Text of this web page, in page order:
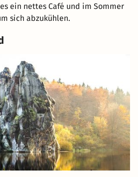
ein nettes Café und im Sommer
sich abzukühlen.